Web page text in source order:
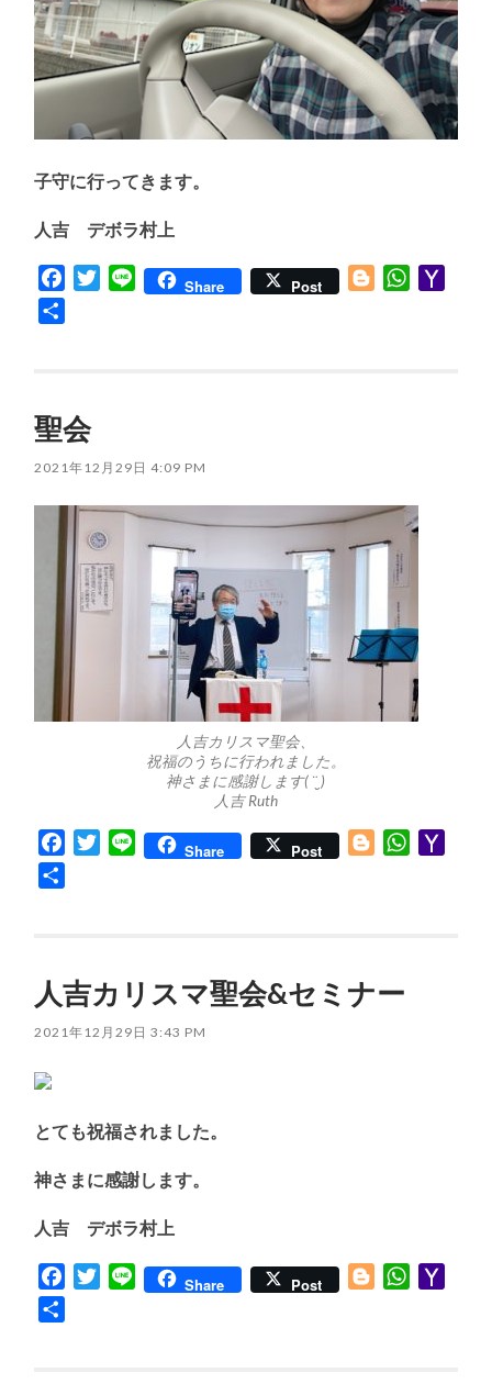
子守に行ってきます。
人吉 デボラ村上
FacebookTwitter
Line Share Post BloggerWhatsApp
聖会
2021年12月29日 4:09 PM
人吉カリスマ聖会、
祝福のうちに行われました。
神さまに感謝します( ¨̮ )
人吉 Ruth
FacebookTwitter
Line Share Post BloggerWhatsApp
人吉カリスマ聖会&セミナー
2021年12月29日 3:43 PM
とても祝福されました。
神さまに感謝します。
人吉 デボラ村上
FacebookTwitter
Line Share Post BloggerWhatsApp